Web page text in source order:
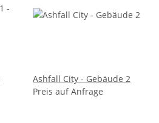
Ashfall City - Gebäude 2
Preis auf Anfrage